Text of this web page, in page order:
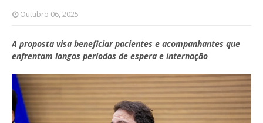
Outubro 06, 2025
A proposta visa beneficiar pacientes e acompanhantes que
enfrentam longos períodos de espera e internação